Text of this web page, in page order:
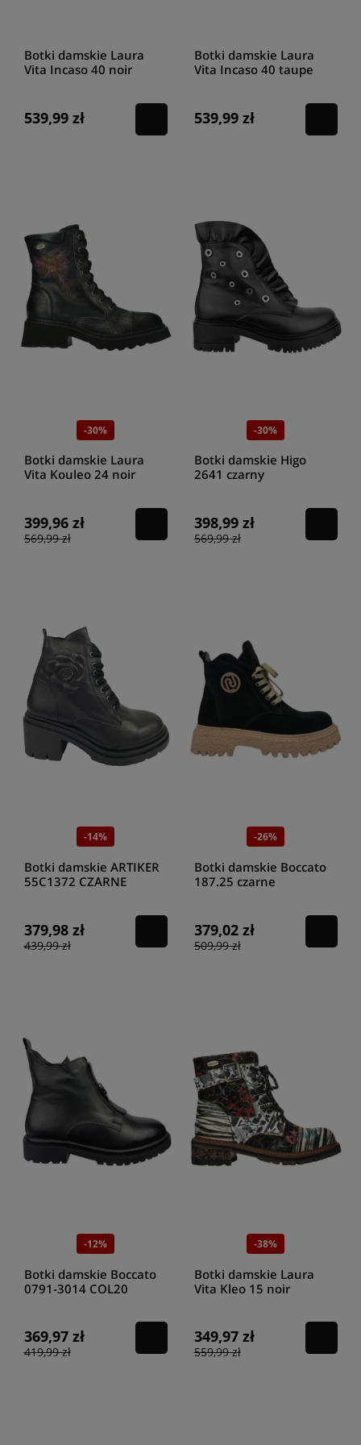
chłodniejsze dni z pewnością zwrócą uwagę na trapery damskie
czarne zimowe. W ofercie znajdziemy mnóstwo propozycji, choć
szczególnym uznaniem cieszą się
trapery damskie ocieplane czarne
ocieplane trapery damskie z naturalnej skóry
odznaczające się
zachwycającym designem. Dostępne są modele z karbowaną solidną
podeszwą lub niewielkim obcasem.
Buty zimowe damskie trapery
czego pasują takie buty?
Czarne trapery damskie
stylizacje mogą stanowić źródło inspiracji dla
pań uwielbiających modowe eksperymenty. Tak naprawdę nie ma w tej
materii żadnych granic, ponieważ przełamywanie utartych schematów
to domena dzisiejszych czasów i sposób na stworzenie wyjątkowych
stylizacji.
Trapery damskie czarne lakierowane
mogą z
powodzeniem być traktowane jako wygodne obuwie na co dzień.
Doskonale komponują się z casual'owymi stylizacjami i zapewniają
maksymalny poziom wygody podczas chodzenia.
Czarne botki
wspomnieć o pięknych modelach oferowanych przez Karino.
Szczególnym uznaniem cieszą się
czarne trapery damskie na
funkcjonalność i wygodę.Trapery damskie wysokie czarneto
świetny wybór dla pań, które chętnie sięgają po szykowne rozwiązania,
trapery damskie czarne wysokie
marki Sca Viola,
które tak naprawdę są bardzo dobrą kombinacją szykownych botków i
traperów.
wielu lat. Każdego roku producenci wypuszczają na rynek kolejne
propozycje w nieco innych odsłonach. Nie ma co do tego wątpliwości,
że to jedne z najwygodniejszych butów damskich, które sprawdzą się w
przypadku aktywnego trybu życia. Serdecznie zapraszamy do
zapoznania się z ofertą naszego sklepu HIGO. Możemy pochwalić się
pokaźną kolekcję
traperów damskich w kolorze czarnym
wyszły spod skrzydeł najlepszych światowych producentów.
Botki damskie Laura
Vita Incaso 40 noir
539,99 zł
Botki damskie Laura
Vita Incaso 40 taupe
539,99 zł
-30%
Botki damskie Laura
Vita Kouleo 24 noir
399,96 zł
569,99 zł
-30%
Botki damskie Higo
2641 czarny
398,99 zł
569,99 zł
-14%
Botki damskie ARTIKER
55C1372 CZARNE
379,98 zł
439,99 zł
-26%
Botki damskie Boccato
187.25 czarne
379,02 zł
509,99 zł
-12%
Botki damskie Boccato
0791-3014 COL20
369,97 zł
419,99 zł
-38%
Botki damskie Laura
Vita Kleo 15 noir
349,97 zł
559,99 zł